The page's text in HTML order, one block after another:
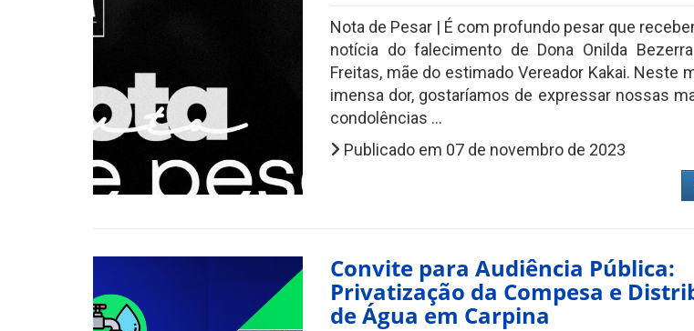
Nota de Pesar | É com profundo pesar que
notícia do falecimento de Dona Onilda
Freitas, mãe do estimado Vereador Kakai. Neste
imensa dor, gostaríamos de expressar nossas
condolências ...
Publicado em 07 de novembro de 2023
Convite para Audiência Pública:
Privatização da Compesa e
de Água em Carpina